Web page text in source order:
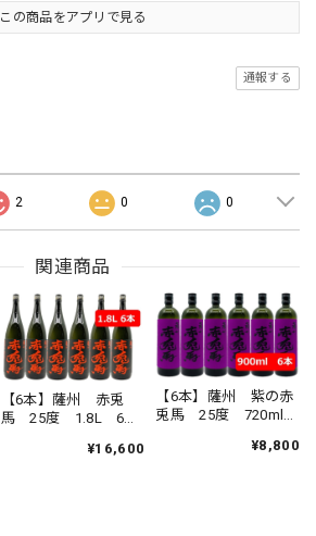
この商品をアプリで見る
通報する
2 0 0
関連商品
【6本】薩州 赤兎
馬 25度 1.8L 6本
う せきとば 芋焼
¥16,600
【6本】薩州 紫の赤
兎馬 25度 720ml
う むらさきのせき
¥8,800